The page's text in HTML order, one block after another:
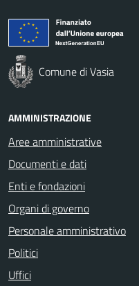
Comune di Vasia
AMMINISTRAZIONE
Aree amministrative
Documenti e dati
Enti e fondazioni
Organi di governo
Personale amministrativo
Politici
Uffici